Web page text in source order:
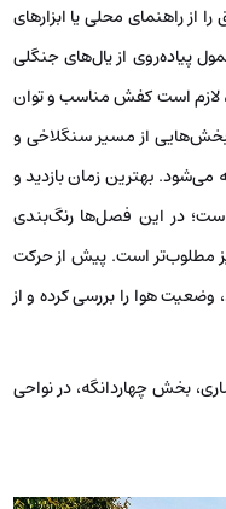
از راهنمای محلی یا ابزارهای
پیاده‌روی از یال‌های جنگلی
لازم است کفش مناسب و توان
از مسیر سنگلاخی و
بهترین زمان بازدید و
است؛ در این فصل‌ها رنگ‌بندی
مطلوب‌تر است. پیش از حرکت
هوا را بررسی کرده و از
بخش چهاردانگه، در نواحی